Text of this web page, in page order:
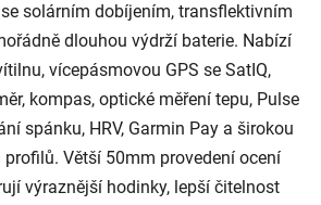
solárním dobíjením, transflektivním
dlouhou výdrží baterie. Nabízí
vícepásmovou GPS se SatIQ,
kompas, optické měření tepu, Pulse
spánku, HRV, Garmin Pay a širokou
Větší 50mm provedení ocení
výraznější hodinky, lepší čitelnost